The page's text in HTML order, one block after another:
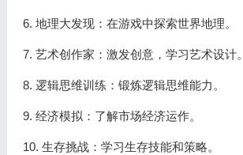
6. 地理大发现：在游戏中探索世界地理。
7. 艺术创作家：激发创意，学习艺术设计。
8. 逻辑思维训练：锻炼逻辑思维能力。
9. 经济模拟：了解市场经济运作。
10. 生存挑战：学习生存技能和策略。